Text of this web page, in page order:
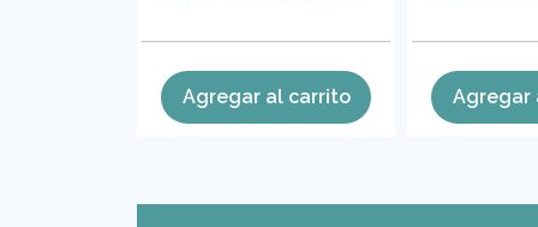
Agregar al carrito Agregar